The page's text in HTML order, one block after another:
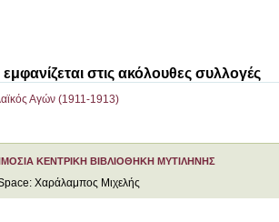
στις ακόλουθες συλλογές
Αγών (1911-1913)
ΚΕΝΤΡΙΚΗ ΒΙΒΛΙΟΘΗΚΗ ΜΥΤΙΛΗΝΗΣ
Χαράλαμπος Μιχελής